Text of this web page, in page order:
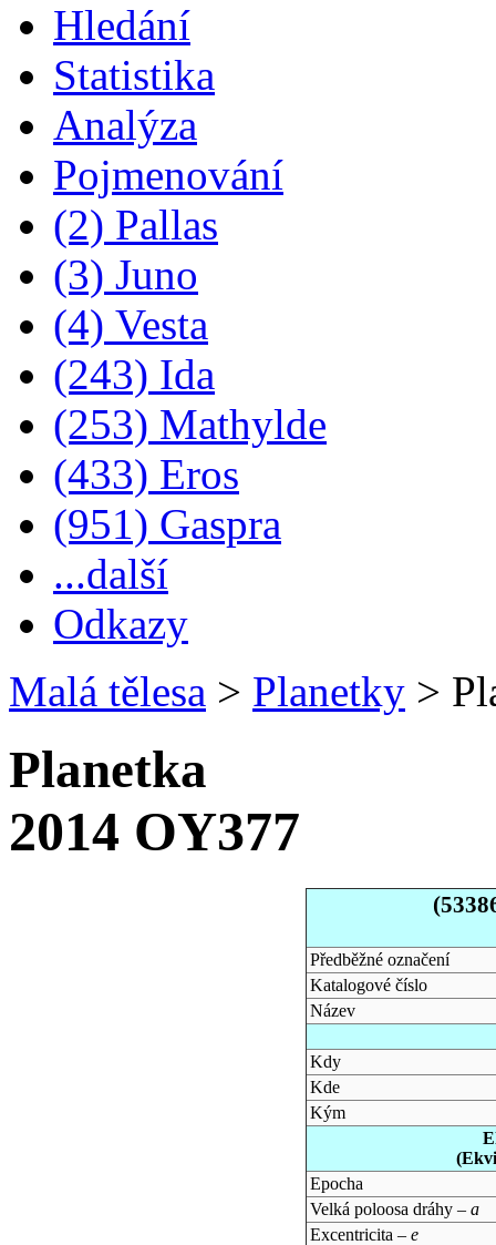
Hledání
Statistika
Analýza
Pojmenování
(2) Pallas
(3) Juno
(4) Vesta
(243) Ida
(253) Mathylde
(433) Eros
(951) Gaspra
...další
Odkazy
Malá tělesa > Planetky >
Planetka
2014 OY377
Předběžné označení
Katalogové číslo
Název
Kdy
Kde
Kým
Epocha
Velká poloosa dráhy – a
Excentricita – e